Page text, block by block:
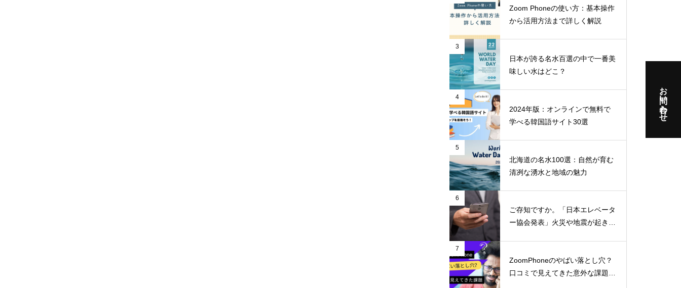
Zoom Phoneの使い方：基本操作
から活用方法まで詳しく解説
3
日本が誇る名水百選の中で一番美
味しい水はどこ？
4
2024年版：オンラインで無料で
学べる韓国語サイト30選
5
北海道の名水100選：自然が育む
清冽な湧水と地域の魅力
6
ご存知ですか。「日本エレベータ
ー協会発表」火災や地震が起きた
7
ZoomPhoneのやばい落とし穴？
口コミで見えてきた意外な課題と
お問い合わせ